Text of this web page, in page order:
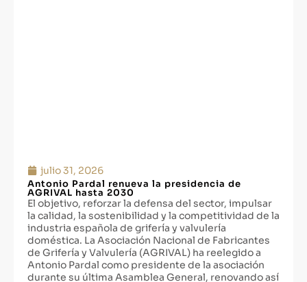
julio 31, 2026
Antonio Pardal renueva la presidencia de
AGRIVAL hasta 2030
El objetivo, reforzar la defensa del sector, impulsar
la calidad, la sostenibilidad y la competitividad de la
industria española de grifería y valvulería
doméstica. La Asociación Nacional de Fabricantes
de Grifería y Valvulería (AGRIVAL) ha reelegido a
Antonio Pardal como presidente de la asociación
durante su última Asamblea General, renovando así